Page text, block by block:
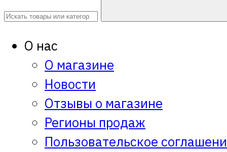
О нас
О магазине
Новости
Отзывы о магазине
Регионы продаж
Пользовательское